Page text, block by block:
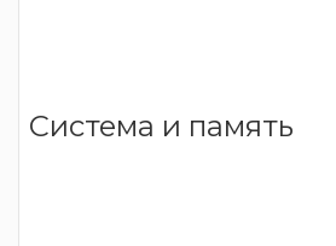
Система и память